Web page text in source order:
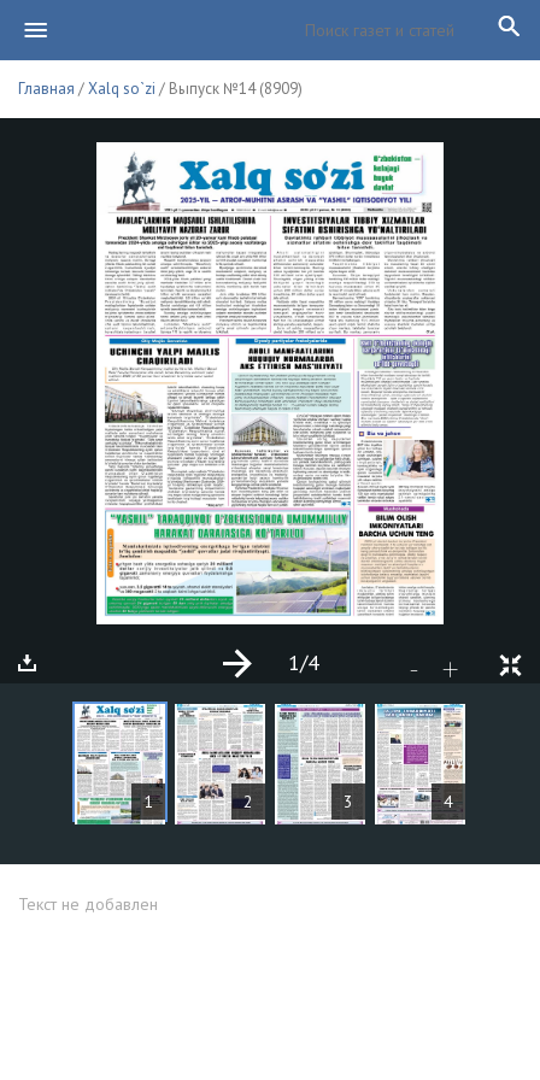
Главная /Xalq so`zi / Выпуск №14 (8909)
1 2 3 4
- +
1/4
СТАТЬИ
Текст не добавлен